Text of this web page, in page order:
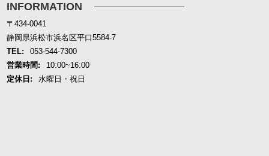
INFORMATION
〒434-0041
静岡県浜松市浜名区平口5584-7
TEL:
053-544-7300
営業時間:
10:00~16:00
定休日:
水曜日・祝日